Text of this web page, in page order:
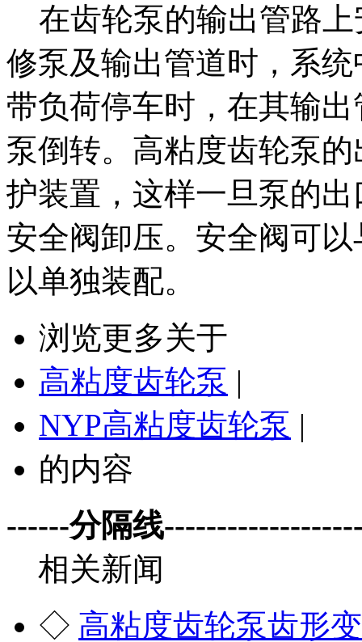
在齿轮泵的输出管路上
修泵及输出管道时，系
带负荷停车时，在其输
泵倒转。高粘度齿轮泵
护装置，这样一旦泵的
安全阀卸压。安全阀可
以单独装配。
浏览更多关于
高粘度齿轮泵 |
NYP高粘度齿轮泵 |
的内容
------分隔线
相关新闻
◇ 高粘度齿轮泵齿形